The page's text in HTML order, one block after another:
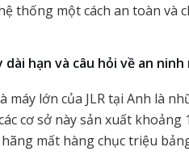
thống một cách an toàn và
dài hạn và câu hỏi về an ninh
máy lớn của JLR tại Anh là
cơ sở này sản xuất khoảng
mất hàng chục triệu